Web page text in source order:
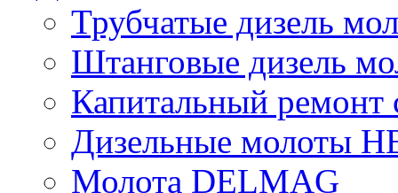
Трубчатые дизель
Штанговые дизель
Капитальный ремонт
Дизельные молоты
Молота DELMAG